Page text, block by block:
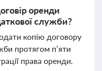
оренди
служби?
копію договору
протягом п’яти
права оренди.